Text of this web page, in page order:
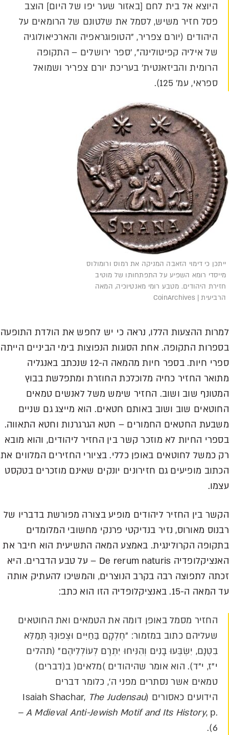
היוצא אל בית לחם [באזור שער יפו של היום] הוצב
פסל חזיר משיש, לסמל את שלטונם של הרומאים על
היהודים (יורם צפריר, "הטופוגראפיה והארכיאולוגיה
של איליה קפיטולינה", 'ספר ירושלים – התקופה
הרומית והביזאנטית' בעריכת יורם צפריר ושמואל
ספראי, עמ' 125).
ייתכן כי דימוי הזאבה המניקה את רמוס ורומולוס
מייסדי רומא השפיע על התפתחותו של מוטיב
חזירת היהודים. מטבע רומי מאנטיוכיה, המאה
הרביעית | CoinArchives
למרות ההצעות הללו, נראה כי יש לחפש את הולדת התופעה
בספרות התקופה. אחת הסוגות הנפוצות בימי הביניים הייתה
ספרי חיות. בספר חיות מהמאה ה-12 שנכתב באנגליה
מתואר החזיר כחיה מלוכלכת החוזרת ומתפלשת בבוץ
המטונף שוב ושוב. החזיר שימש משל לאנשים טמאים
החוטאים שוב ושוב באותם חטאים. הוא מייצג גם שניים
משבעת החטאים החמורים – חטא הגרגרנות וחטא התאווה.
בספרי החיות לא מוזכר קשר בין החזיר ליהודים, והוא מובא
רק כמשל לחוטאים באופן כללי. בציורי החזירים המלווים את
הכתוב מופיעים גם חזירונים יונקים שאינם מוזכרים בטקסט
עצמו.
הקשר בין החזיר ליהודים מופיע בצורה מפורשת בדבריו של
רבנוס מאורוס, נזיר בנדיקטי פרנקי מחשובי המלומדים
בתקופה הקרולינגית. באמצע המאה התשיעית הוא חיבר את
האנציקלופדיה De rerum naturis – על טבע הדברים. היא
זכתה לתפוצה רבה בקרב הנוצרים, והמשיכו להעתיק אותה
עד המאה ה-15. באנציקלופדיה הזו הוא כתב:
החזיר מסמל באופן דומה את הטמאים ואת החוטאים
שעליהם כתוב במזמור: "חֶלְקָם בַּחַיִּים וּצְפוּנְךָ תְּמַלֵּא
בִטְנָם, יִשְׂבְּעוּ בָנִים וְהִנִּיחוּ יִתְרָם לְעוֹלְלֵיהֶם" (תהלים
י"ז, י"ד). הוא אומר שהיהודים )מלאים( ב(דברים)
טמאים אשר נסתרים מפני ה', כלומר דברים
הידועים כאסורים (Isaiah Shachar,The Judensau
– A Mdieval Anti-Jewish Motif and Its History, p.
6).